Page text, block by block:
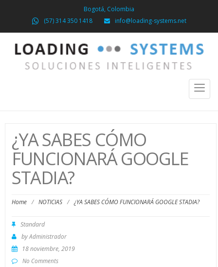
Bogotá, Colombia
(57) 314 350 1418
info@loading-systems.net
Toggle
¿YA SABES CÓMO
FUNCIONARÁ GOOGLE
STADIA?
Home / NOTICIAS / ¿YA SABES CÓMO FUNCIONARÁ GOOGLE STADIA?
Standard
byAdministrador
18 noviembre, 2019
No Comments